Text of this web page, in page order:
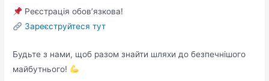
Реєстрація обов’язкова!
Зареєструйтеся тут
Будьте з нами, щоб разом знайти шляхи до безпечнішого
майбутнього!